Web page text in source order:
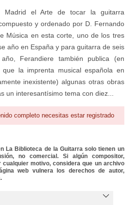
Reproductor
Madrid el Arte de tocar la guitarra
y ordenado por D. Fernando
Música en esta corte, uno de los tres
año en España y para guitarra de seis
Ferandiere también publica (en
que la imprenta musical española en
inexistente) algunas otras obras
un interesantísimo tema con diez...
completo necesitas estar registrado
La Biblioteca de la Guitarra solo tienen un
no comercial. Si algún compositor,
motivo, considera que un archivo
web vulnera los derechos de autor,